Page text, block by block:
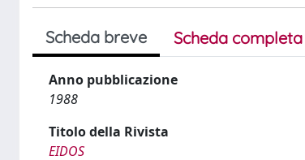
Scheda breve Scheda completa
Anno pubblicazione
1988
Titolo della Rivista
EIDOS